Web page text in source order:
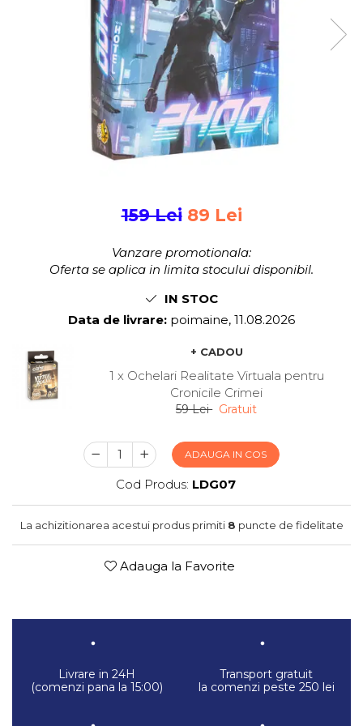
Jocuri pentru 2 persoane
Game cunoscute
Jocuri de societate in limba
Vezi toate jocurile de societate
159 Lei 89 Lei
Vanzare promotionala:
Oferta se aplica in limita stocului disponibil.
IN STOC
Data de livrare: poimaine, 11.08.2026
+ CADOU
1 x Ochelari Realitate Virtuala pentru
Cronicile Crimei
59 LeiGratuit
ADAUGA IN COS
Cod Produs: LDG07
La achizitionarea acestui produs primiti 8 puncte de fidelitate
Adauga la Favorite
Livrare in 24H
(comenzi pana la 15:00)
Transport gratuit
la comenzi peste 250 lei